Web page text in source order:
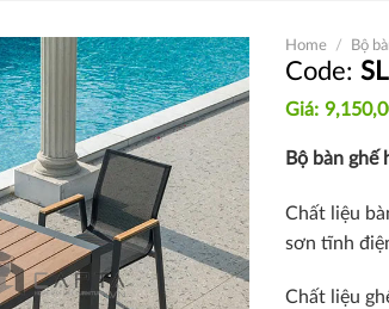
Thích
Home / Bộ
Bộ bàn
Chất liệu
sơn tĩnh
Chất liệu